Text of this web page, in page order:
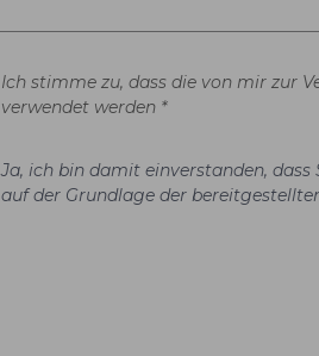
Ich stimme zu, dass die von mir zur
verwendet werden *
Ja, ich bin damit einverstanden,
auf der Grundlage der